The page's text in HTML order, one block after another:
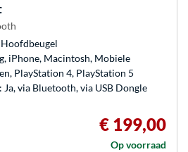
iPhone, Macintosh, Mobiele
PlayStation 4, PlayStation 5
via Bluetooth, via USB Dongle
€ 199,00
Op voorraad